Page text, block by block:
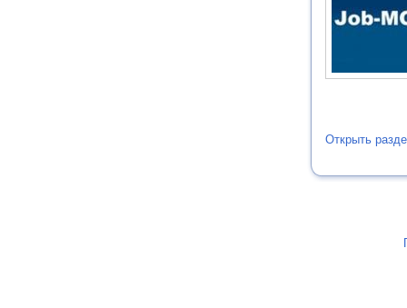
Открыть